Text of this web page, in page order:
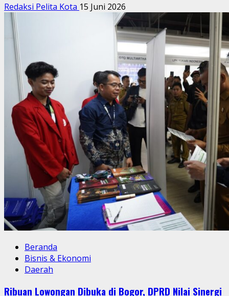
Redaksi Pelita Kota 15 Juni 2026
Beranda
Bisnis & Ekonomi
Daerah
Ribuan Lowongan Dibuka di Bogor, DPRD Nilai Sinergi